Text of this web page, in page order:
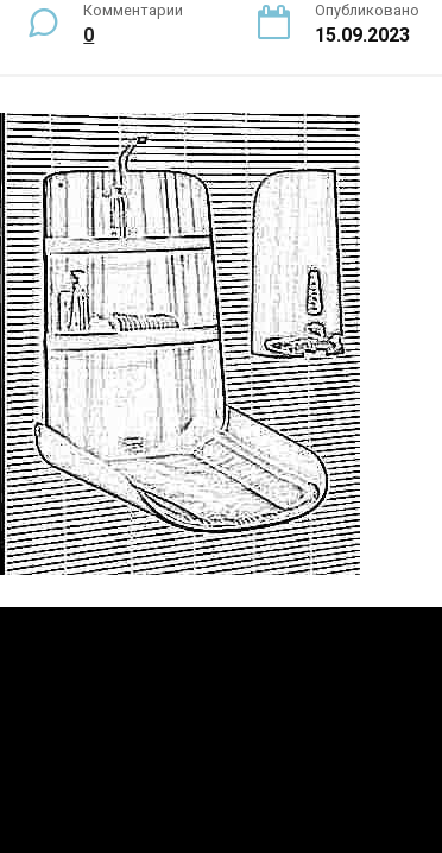
Комментарии
0
Опубликовано
15.09.2023